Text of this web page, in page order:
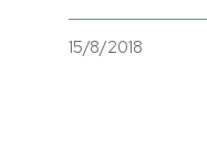
15/8/2018